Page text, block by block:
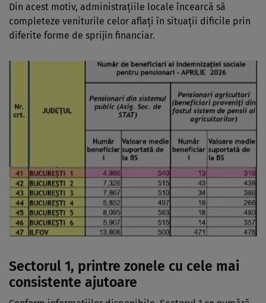
Din acest motiv, administrațiile locale încearcă să
completeze veniturile celor aflați în situații dificile prin
diferite forme de sprijin financiar.
Sectorul 1, printre zonele cu cele mai
consistente ajutoare